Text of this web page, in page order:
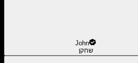
John
שחקן